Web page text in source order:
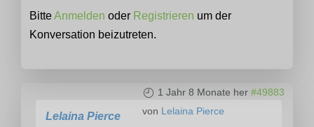
BitteAnmelden oder Registrieren um der
Konversation beizutreten.
1 Jahr 8 Monate her #49883
von Lelaina Pierce
Lelaina Pierce